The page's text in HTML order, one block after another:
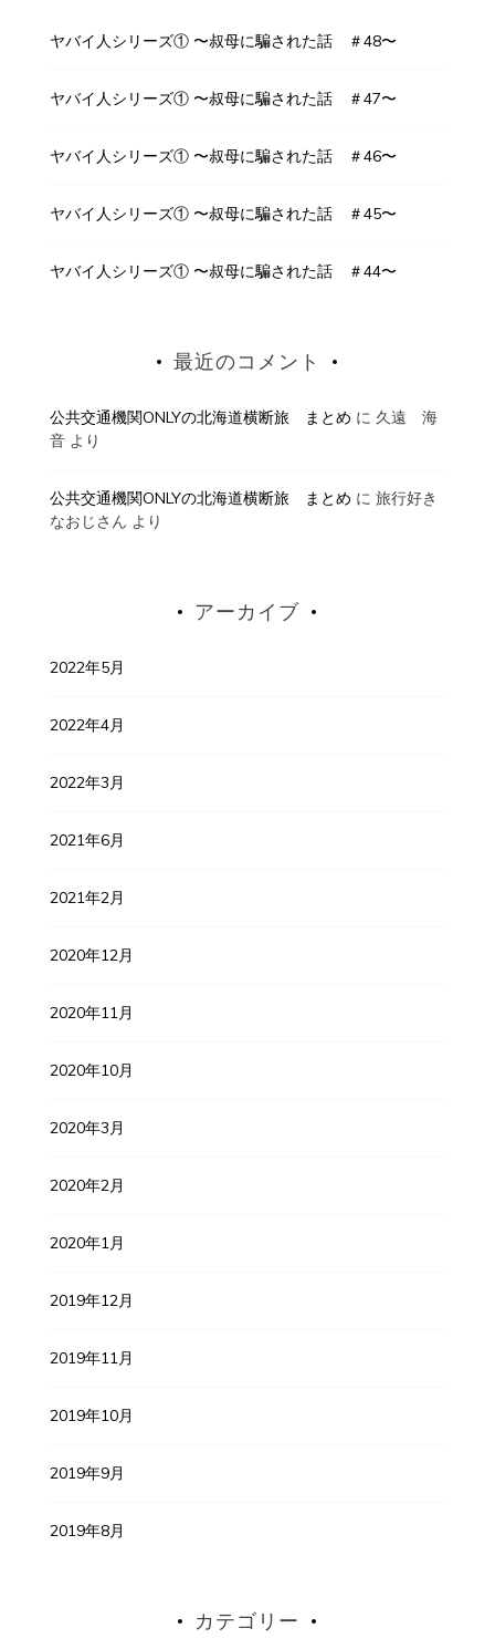
ヤバイ人シリーズ① 〜叔母に騙された話 ＃48〜
ヤバイ人シリーズ① 〜叔母に騙された話 ＃47〜
ヤバイ人シリーズ① 〜叔母に騙された話 ＃46〜
ヤバイ人シリーズ① 〜叔母に騙された話 ＃45〜
ヤバイ人シリーズ① 〜叔母に騙された話 ＃44〜
最近のコメント
公共交通機関ONLYの北海道横断旅 まとめ に 久遠 海
音より
公共交通機関ONLYの北海道横断旅 まとめ に 旅行好き
なおじさん より
アーカイブ
2022年5月
2022年4月
2022年3月
2021年6月
2021年2月
2020年12月
2020年11月
2020年10月
2020年3月
2020年2月
2020年1月
2019年12月
2019年11月
2019年10月
2019年9月
2019年8月
カテゴリー